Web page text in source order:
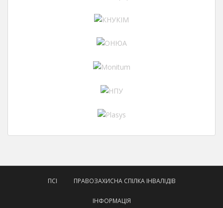
ПСІ ПРАВОЗАХИСНА СПІЛКА ІНВАЛІДІВ
ІНФОРМАЦІЯ